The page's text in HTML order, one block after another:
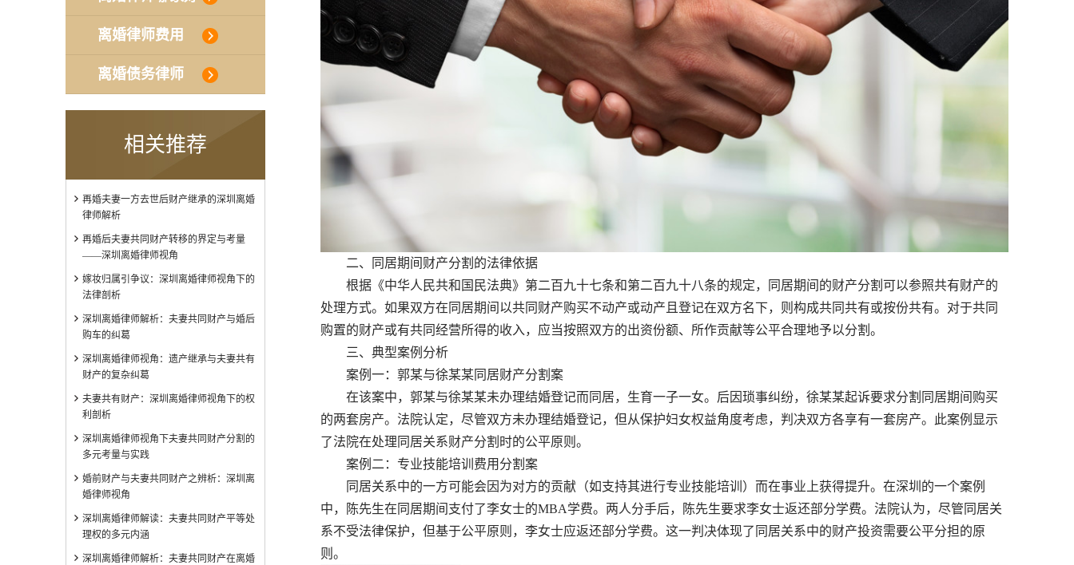
离婚律师费用
离婚债务律师
相关推荐
再婚夫妻一方去世后财产继承的深圳离婚
律师解析
再婚后夫妻共同财产转移的界定与考量
——深圳离婚律师视角
嫁妆归属引争议：深圳离婚律师视角下的
法律剖析
深圳离婚律师解析：夫妻共同财产与婚后
购车的纠葛
深圳离婚律师视角：遗产继承与夫妻共有
财产的复杂纠葛
夫妻共有财产：深圳离婚律师视角下的权
利剖析
深圳离婚律师视角下夫妻共同财产分割的
多元考量与实践
婚前财产与夫妻共同财产之辨析：深圳离
婚律师视角
深圳离婚律师解读：夫妻共同财产平等处
理权的多元内涵
深圳离婚律师解析：夫妻共同财产在离婚
二、同居期间财产分割的法律依据
根据《中华人民共和国民法典》第二百九十七条和第二百九十八条的规定，同居期间的财产分割可以参照共有财产的
处理方式。如果双方在同居期间以共同财产购买不动产或动产且登记在双方名下，则构成共同共有或按份共有。对于共同
购置的财产或有共同经营所得的收入，应当按照双方的出资份额、所作贡献等公平合理地予以分割。
三、典型案例分析
案例一：郭某与徐某某同居财产分割案
在该案中，郭某与徐某某未办理结婚登记而同居，生育一子一女。后因琐事纠纷，徐某某起诉要求分割同居期间购买
的两套房产。法院认定，尽管双方未办理结婚登记，但从保护妇女权益角度考虑，判决双方各享有一套房产。此案例显示
了法院在处理同居关系财产分割时的公平原则。
案例二：专业技能培训费用分割案
同居关系中的一方可能会因为对方的贡献（如支持其进行专业技能培训）而在事业上获得提升。在深圳的一个案例
中，陈先生在同居期间支付了李女士的MBA学费。两人分手后，陈先生要求李女士返还部分学费。法院认为，尽管同居关
系不受法律保护，但基于公平原则，李女士应返还部分学费。这一判决体现了同居关系中的财产投资需要公平分担的原
则。